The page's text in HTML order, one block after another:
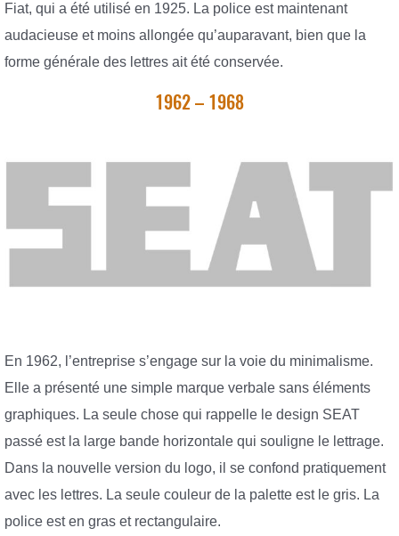
Fiat, qui a été utilisé en 1925. La police est maintenant
audacieuse et moins allongée qu’auparavant, bien que la
forme générale des lettres ait été conservée.
1962 – 1968
En 1962, l’entreprise s’engage sur la voie du minimalisme.
Elle a présenté une simple marque verbale sans éléments
graphiques. La seule chose qui rappelle le design SEAT
passé est la large bande horizontale qui souligne le lettrage.
Dans la nouvelle version du logo, il se confond pratiquement
avec les lettres. La seule couleur de la palette est le gris. La
police est en gras et rectangulaire.